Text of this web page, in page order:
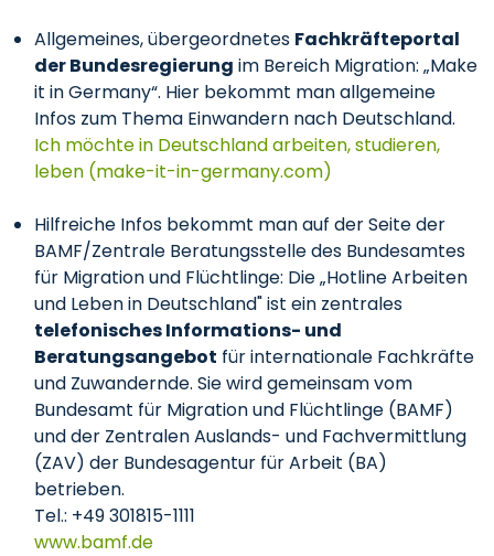
Allgemeines, übergeordnetes Fachkräfteportal
der Bundesregierung im Bereich Migration: „Make
it in Germany“. Hier bekommt man allgemeine
Infos zum Thema Einwandern nach Deutschland.
Ich möchte in Deutschland arbeiten, studieren,
leben (make-it-in-germany.com)
Hilfreiche Infos bekommt man auf der Seite der
BAMF/Zentrale Beratungsstelle des Bundesamtes
für Migration und Flüchtlinge: Die „Hotline Arbeiten
und Leben in Deutschland" ist ein zentrales
telefonisches Informations- und
Beratungsangebot für internationale Fachkräfte
und Zuwandernde. Sie wird gemeinsam vom
Bundesamt für Migration und Flüchtlinge (BAMF)
und der Zentralen Auslands- und Fachvermittlung
(ZAV) der Bundesagentur für Arbeit (BA)
betrieben.
Tel.: +49 301815-1111
www.bamf.de